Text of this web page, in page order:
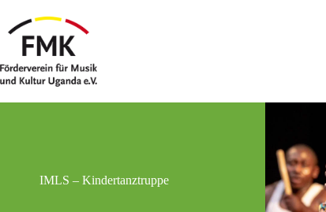
Inhalt
springen
IMLS – Kindertanztruppe